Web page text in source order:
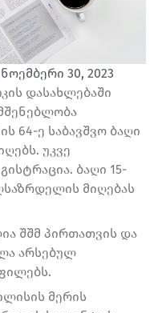
ნოემბერი 30, 2023
დასახლებაში
64-ე საბავშვო ბაღი
უკვე
ბაღი 15-
მიღებას
შშმ პირთათვის და
არსებულ
მერის